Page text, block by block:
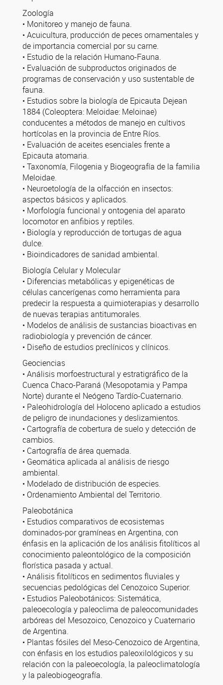
Zoología
• Monitoreo y manejo de fauna.
• Acuicultura, producción de peces ornamentales y
de importancia comercial por su carne.
• Estudio de la relación Humano-Fauna.
• Evaluación de subproductos originados de
programas de conservación y uso sustentable de
fauna.
• Estudios sobre la biología de Epicauta Dejean
1884 (Coleoptera: Meloidae: Meloinae)
conducentes a métodos de manejo en cultivos
hortícolas en la provincia de Entre Ríos.
• Evaluación de aceites esenciales frente a
Epicauta atomaria.
• Taxonomía, Filogenia y Biogeografía de la familia
Meloidae.
• Neuroetología de la olfacción en insectos:
aspectos básicos y aplicados.
• Morfología funcional y ontogenia del aparato
locomotor en anfibios y reptiles.
• Biología y reproducción de tortugas de agua
dulce.
• Bioindicadores de sanidad ambiental.
Biología Celular y Molecular
• Diferencias metabólicas y epigenéticas de
células cancerígenas como herramienta para
predecir la respuesta a quimioterapias y desarrollo
de nuevas terapias antitumorales.
• Modelos de análisis de sustancias bioactivas en
radiobiología y prevención de cáncer.
• Diseño de estudios preclínicos y clínicos.
Geociencias
• Análisis morfoestructural y estratigráfico de la
Cuenca Chaco-Paraná (Mesopotamia y Pampa
Norte) durante el Neógeno Tardío-Cuaternario.
• Paleohidrología del Holoceno aplicado a estudios
de peligro de inundaciones y deslizamientos.
• Cartografía de cobertura de suelo y detección de
cambios.
• Cartografía de área quemada.
• Geomática aplicada al análisis de riesgo
ambiental.
• Modelado de distribución de especies.
• Ordenamiento Ambiental del Territorio.
Paleobotánica
• Estudios comparativos de ecosistemas
dominados-por gramíneas en Argentina, con
énfasis en la aplicación de los análisis fitolíticos al
conocimiento paleontológico de la composición
florística pasada y actual.
• Análisis fitolíticos en sedimentos fluviales y
secuencias pedológicas del Cenozoico Superior.
• Estudios Paleobotánicos: Sistemática,
paleoecología y paleoclima de paleocomunidades
arbóreas del Mesozoico, Cenozoico y Cuaternario
de Argentina.
• Plantas fósiles del Meso-Cenozoico de Argentina,
con énfasis en los estudios paleoxilológicos y su
relación con la paleoecología, la paleoclimatología
y la paleobiogeografía.